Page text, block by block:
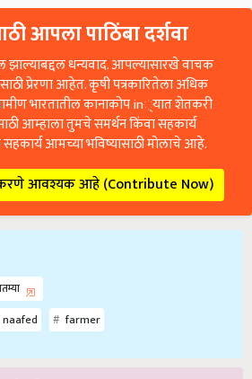
आपला पाठिंबा दर्शवा
झाल्याबद्दल धन्यवाद. आपल्यासारखे वाचक
प्रेरणा आहेत. कृषी पत्रकारितेला अधिक
भारतातील कानाकोप in्यात शेतकरी
आम्हाला तुमचे समर्थन किंवा सहकार्य
आमच्या भविष्यासाठी मोलाचे आहे.
आवश्यक आहे (Contribute Now)
naafed farmer